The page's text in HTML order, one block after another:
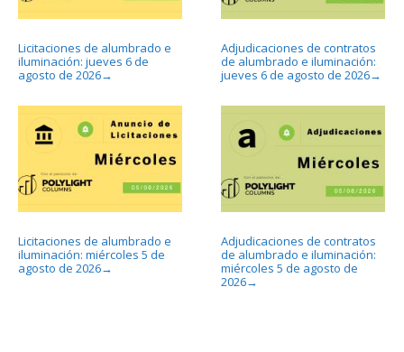
Licitaciones de alumbrado e
iluminación: jueves 6 de
agosto de 2026→
Adjudicaciones de contratos
de alumbrado e iluminación:
jueves 6 de agosto de 2026→
Licitaciones de alumbrado e
iluminación: miércoles 5 de
agosto de 2026→
Adjudicaciones de contratos
de alumbrado e iluminación:
miércoles 5 de agosto de
2026→